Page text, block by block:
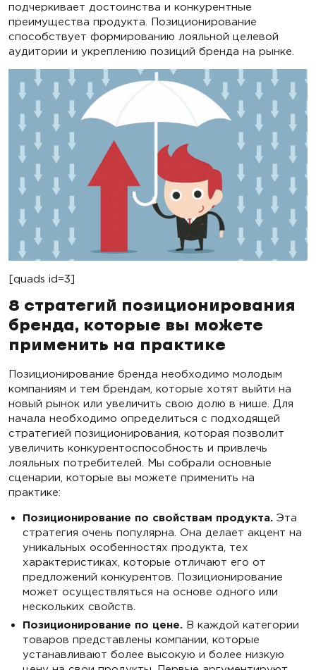
подчеркивает достоинства и конкурентные
преимущества продукта. Позиционирование
способствует формированию лояльной целевой
аудитории и укреплению позиций бренда на рынке.
[quads id=3]
8 стратегий позиционирования
бренда, которые вы можете
применить на практике
Позиционирование бренда необходимо молодым
компаниям и тем брендам, которые хотят выйти на
новый рынок или увеличить свою долю в нише. Для
начала необходимо определиться с подходящей
стратегией позиционирования, которая позволит
увеличить конкурентоспособность и привлечь
лояльных потребителей. Мы собрали основные
сценарии, которые вы можете применить на
практике:
Позиционирование по свойствам продукта. Эта
стратегия очень популярна. Она делает акцент на
уникальных особенностях продукта, тех
характеристиках, которые отличают его от
предложений конкурентов. Позиционирование
может осуществляться на основе одного или
нескольких свойств.
Позиционирование по цене. В каждой категории
товаров представлены компании, которые
устанавливают более высокую и более низкую